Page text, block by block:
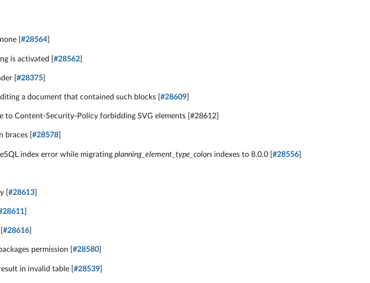
[ #28564
is activated [#28562]
[ #28375
a document that contained such blocks [ #28609
to Content-Security-Policy forbidding SVG elements [#28612]
[ #28578
index error while migrating planning_element_type_colors indexes to 8.0.0 [#28556]
[ #28613
#28616
permission [ #28580
in invalid table [ #28539